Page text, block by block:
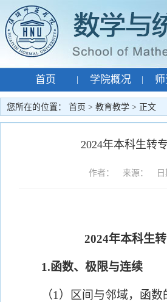
首页 学院概况
专题网站 | 孙智宏 |
您所在的位置： 首页 > 教育教学 > 正文
2024年本科生转
作者： 来源： 日
2024年本科生
1.函数、极限与连续
（1）区间与邻域，函数